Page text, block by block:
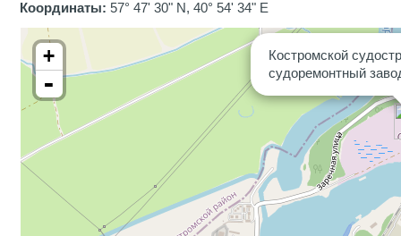
Координаты: 57° 47' 30" N, 40° 54' 34" E
Костромской
судоремонтный
+
-